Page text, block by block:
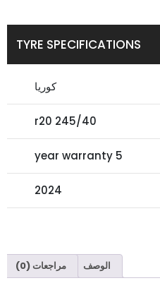
TYRE SPECIFICATIONS
كوريا
245/40 r20
5 year warranty
2024
الوصف مراجعات (0)